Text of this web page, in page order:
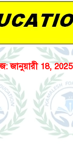
জানুয়ারী 18, 2025